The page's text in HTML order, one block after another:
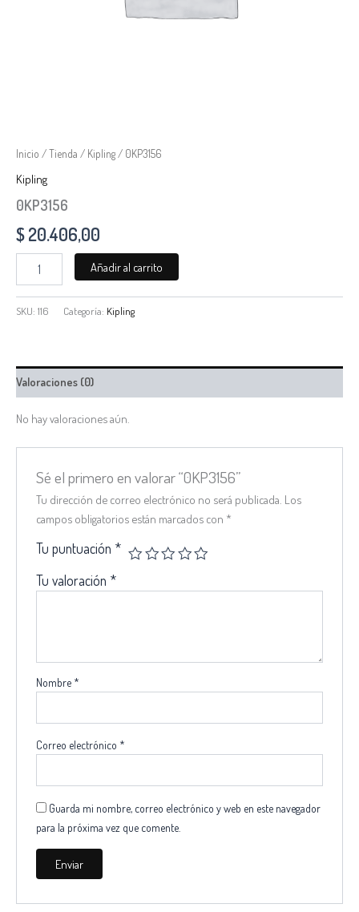
Inicio /Tienda / Kipling/ 0KP3156
Kipling
0KP3156
$20.406,00
Añadir al carrito
SKU: 116 Categoría: Kipling
Valoraciones (0)
No hay valoraciones aún.
Sé el primero en valorar “0KP3156”
Tu dirección de correo electrónico no será publicada. Los
campos obligatorios están marcados con *
Tu puntuación *
Tu valoración *
Nombre *
Correo electrónico *
Guarda mi nombre, correo electrónico y web en este navegador
para la próxima vez que comente.